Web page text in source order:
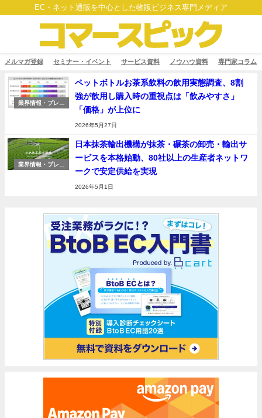
EC・ネット通販を中心とした物販ビジネス専門メディア
メルマガ登録 セミナー・イベント サービス資料 ノウハウ資料 専門家コラム
業界情報・プレス
ペットボトルお茶系飲料の飲用実態調査、8割
強が飲用し購入時の重視点は「飲みやすさ」
「価格」が上位に
2026年5月27日
業界情報・プレス
日本抹茶輸出機構が抹茶・碾茶の卸売・輸出サ
ービスを本格始動、80社以上の生産者ネットワ
ークで安定供給を実現
2026年5月1日